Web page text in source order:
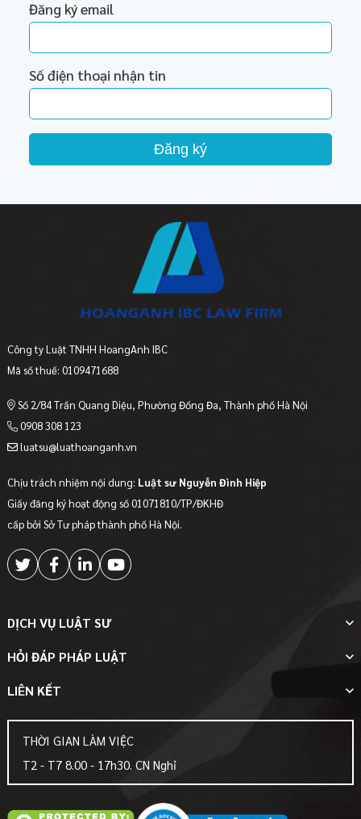
Đăng ký email
Số điện thoại nhận tin
Đăng ký
Công ty Luật TNHH HoangAnh IBC
Mã số thuế: 0109471688
Số 2/84 Trần Quang Diệu, Phường Đống Đa, Thành phố Hà Nội
0908 308 123
luatsu@luathoanganh.vn
Chịu trách nhiệm nội dung: Luật sư Nguyễn Đình Hiệp
Giấy đăng ký hoạt động số 01071810/TP/ĐKHĐ
cấp bởi Sở Tư pháp thành phố Hà Nội.
DỊCH VỤ LUẬT SƯ
HỎI ĐÁP PHÁP LUẬT
LIÊN KẾT
THỜI GIAN LÀM VIỆC
T2 - T7 8.00 - 17h30. CN Nghỉ